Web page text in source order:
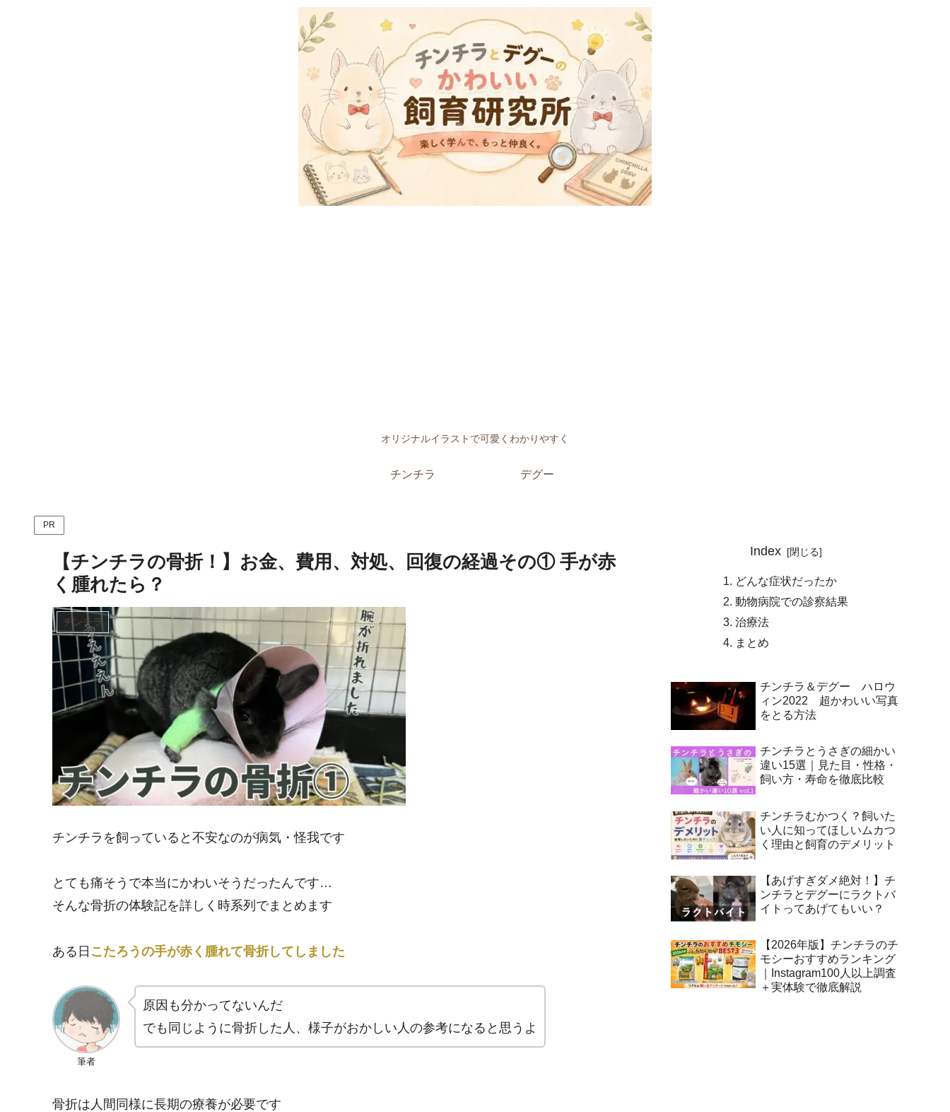
オリジナルイラストで可愛くわかりやすく
チンチラ デグー
PR
【チンチラの骨折！】お金、費用、対処、回復の経過その① 手が赤
く腫れたら？
チンチラ
チンチラを飼っていると不安なのが病気・怪我です
とても痛そうで本当にかわいそうだったんです…
そんな骨折の体験記を詳しく時系列でまとめます
ある日 こたろうの手が赤く腫れて骨折してしました
筆者
原因も分かってないんだ
でも同じように骨折した人、様子がおかしい人の参考になると思うよ
骨折は人間同様に長期の療養が必要です
Index
どんな症状だったか
動物病院での診察結果
治療法
まとめ
チンチラ＆デグー ハロウ
ィン2022 超かわいい写真
をとる方法
チンチラとうさぎの細かい
違い15選｜見た目・性格・
飼い方・寿命を徹底比較
チンチラむかつく？飼いた
い人に知ってほしいムカつ
く理由と飼育のデメリット
【あげすぎダメ絶対！】チ
ンチラとデグーにラクトバ
イトってあげてもいい？
【2026年版】チンチラのチ
モシーおすすめランキング
｜Instagram100人以上調査
＋実体験で徹底解説